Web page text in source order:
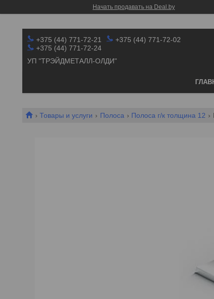
Начать продавать на Deal.by
+375 (44) 771-72-21
+375 (44) 771-72-02
+375 (44) 771-72-24
УП "ТРЭЙДМЕТАЛЛ-ОЛДИ"
Товары и услуги Полоса Полоса г/к толщина 12